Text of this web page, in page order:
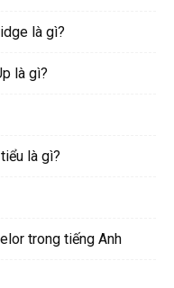
là gì?
là gì?
là gì?
trong tiếng Anh